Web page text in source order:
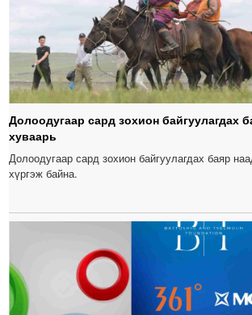
Долоодугаар сард зохион байгуулагдах
хуваарь
Долоодугаар сард зохион байгуулагдах баяр
хүргэж байна.